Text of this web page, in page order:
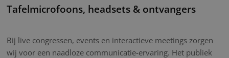
Tafelmicrofoons, headsets & ontvangers
Bij live congressen, events en interactieve meetings zorgen
wij voor een naadloze communicatie-ervaring. Het publiek